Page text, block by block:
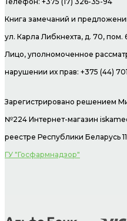
Книга замечаний и
ул. Карла Либкнехта, д. 70, пом.
Лицо, уполномоченное
нарушении их прав: +375 (44)
Зарегистрировано решением
№224 Интернет-магазин
реестре Республики Беларусь
ГУ "Госфармнадзор"